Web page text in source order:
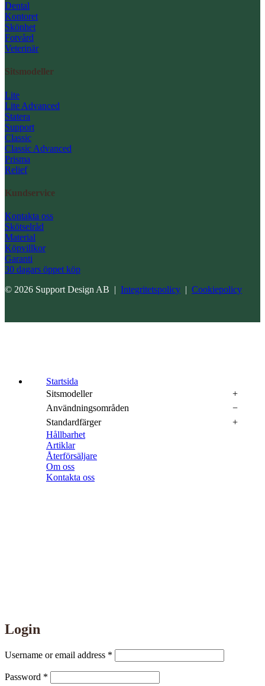
Dental
Kontoret
Skönhet
Fotvård
Veterinär
Sitsmodeller
Lite
Lite Advanced
Statera
Support
Classic
Classic Advanced
Prisma
Relief
Kundservice
Kontakta oss
Skötselråd
Material
Köpvillkor
Garanti
30 dagars öppet köp
© 2026 Support Design AB | Integritetspolicy | Cookiepolicy
Startsida
Sitsmodeller
Användningsområden
Standardfärger
Hållbarhet
Artiklar
Återförsäljare
Om oss
Kontakta oss
Login
Username or email address *
Password *